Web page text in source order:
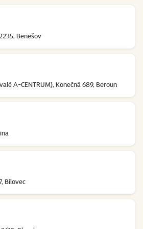
Benešov
A-CENTRUM), Konečná 689, Beroun
Bílovec